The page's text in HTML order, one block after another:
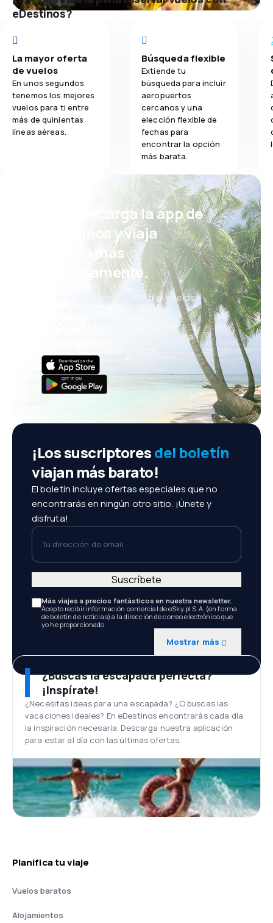
eDestinos?
La mayor oferta
de vuelos
En unos segundos
tenemos los mejores
vuelos para ti entre
más de quinientas
líneas aéreas.
Búsqueda flexible
Extiende tu
búsqueda para incluir
aeropuertos
cercanos y una
elección flexible de
fechas para
encontrar la opción
más barata.
¡Eh! Descarga la app de
eDestinos y viaja
incluso más
cómodamente.
Nuevas ofertas cada día: vuelos,
vacaciones, escapadas
Cómoda gestión de reservas
¡Todo lo que importa, siempre al
¡Los suscriptoresdel boletín
viajan más barato!
El boletín incluye ofertas especiales que no
encontrarás en ningún otro sitio. ¡Únete y
disfruta!
Tu dirección de email
Más viajes a precios fantásticos en nuestra newsletter.
Acepto recibir información comercial de eSky.pl S.A. (en forma
de boletín de noticias) a la dirección de correo electrónico que
yo he proporcionado.
Mostrar más
Suscríbete
¿Buscas la escapada perfecta?
¡Inspírate!
¿Necesitas ideas para una escapada? ¿O buscas las
vacaciones ideales? En eDestinos encontrarás cada día
la inspiración necesaria. Descarga nuestra aplicación
para estar al día con las últimas ofertas.
Planifica tu viaje
Vuelos baratos
Alojamientos